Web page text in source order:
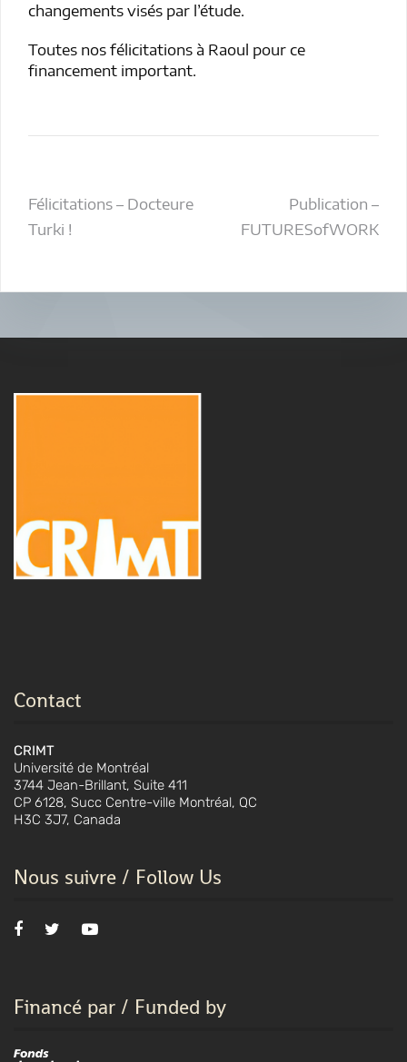
changements visés par l’étude.
Toutes nos félicitations à Raoul pour ce
financement important.
Navigation
de
Félicitations – Docteure
Turki !
Publication –
FUTURESofWORK
Contact
CRIMT
Université de Montréal
3744 Jean-Brillant, Suite 411
CP 6128, Succ Centre-ville Montréal, QC
H3C 3J7, Canada
Nous suivre / Follow Us
Financé par / Funded by